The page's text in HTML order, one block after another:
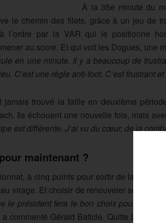
À la 35e minute du
le chemin des filets, grâce à un jeu de
l’ordre par la VAR qui le positionne
au score. Et qui voit les Dogues, une
en une minute. Il y a beaucoup de
C’est une règle anti-foot. C’est frustrant et
jamais trouvé la faille en deuxième
Ils échouent une nouvelle fois, mais
est différente. J’ai vu du cœur, de la
maintenant ?
à cinq points pour sortir de la zone
virage. Et choisir de renouveler son staff.
le président fera le bon choix pour le
a commenté Gérald Baticle. Quitte à perdre